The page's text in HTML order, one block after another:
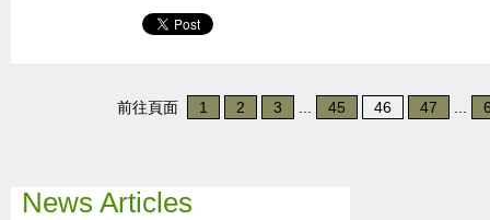
前往頁面 1 2 3 45 46 47
News Articles